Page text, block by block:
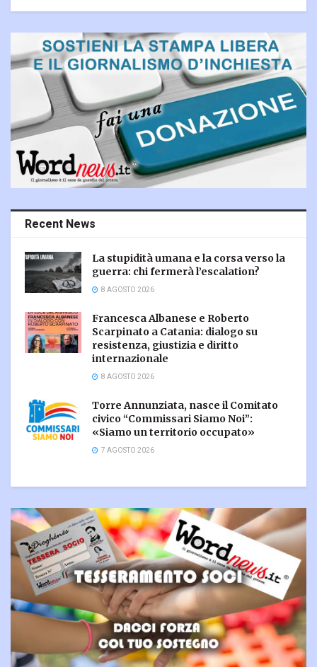
Recent News
La stupidità umana e la corsa verso la
guerra: chi fermerà l’escalation?
8 AGOSTO 2026
Francesca Albanese e Roberto
Scarpinato a Catania: dialogo su
resistenza, giustizia e diritto
internazionale
8 AGOSTO 2026
Torre Annunziata, nasce il Comitato
civico “Commissari Siamo Noi”:
«Siamo un territorio occupato»
7 AGOSTO 2026